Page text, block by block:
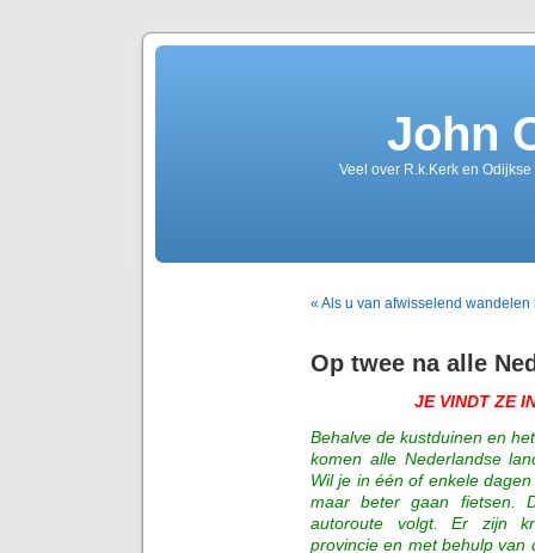
John
Veel over R.k.Kerk en
« Als u van afwisselend wandelen
Op twee na alle
JE VINDT ZE
Behalve de kustduinen en
komen alle Nederlandse
Wil je in één of enkele
maar beter gaan fietsen.
autoroute volgt. Er zijn
provincie en met behulp van